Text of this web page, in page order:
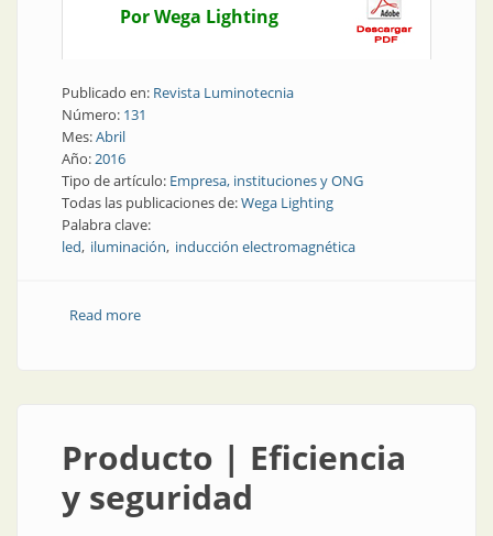
Por Wega Lighting
Publicado en: Revista Luminotecnia
Número: 131
Mes:Abril
Año:2016
Tipo de artículo: Empresa, instituciones y ONG
Todas las publicaciones de:Wega Lighting
Palabra clave:
led iluminación inducción electromagnética
Read moreabout Empresa | Wega Lighting: iluminación nacional
Producto | Eficiencia
y seguridad